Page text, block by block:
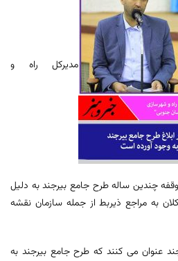
مدیرکل راه و
چندین ساله طرح جامع بیرجند به دلیل
به مراجع ذیربط از جمله سازمان نقشه
عنوان می کنند که طرح جامع بیرجند به